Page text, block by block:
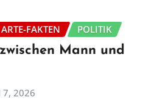
FAKTEN
POLITIK
Mann und
7, 2026